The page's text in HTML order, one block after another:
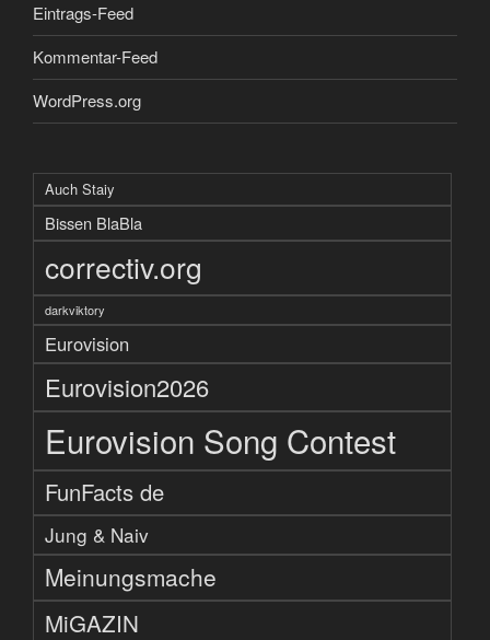
Eintrags-Feed
Kommentar-Feed
WordPress.org
Auch Staiy
Bissen BlaBla
correctiv.org
darkviktory
Eurovision
Eurovision2026
Eurovision Song Contest
FunFacts de
Jung & Naiv
Meinungsmache
MiGAZIN